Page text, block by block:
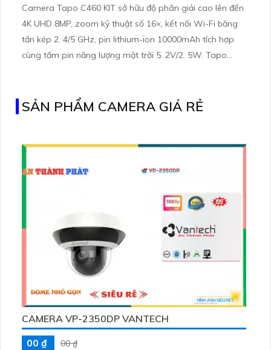
Camera Tapo C460 KIT sở hữu độ phân giải cao lên đến
4K UHD 8MP, zoom kỹ thuật số 16×, kết nối Wi-Fi băng
tần kép 2. 4/5 GHz, pin lithium-ion 10000mAh tích hợp
cùng tấm pin năng lượng mặt trời 5. 2V/2. 5W. Tapo
SẢN PHẨM CAMERA GIÁ RẺ
CAMERA VP-2350DP VANTECH
00 ₫
00 ₫